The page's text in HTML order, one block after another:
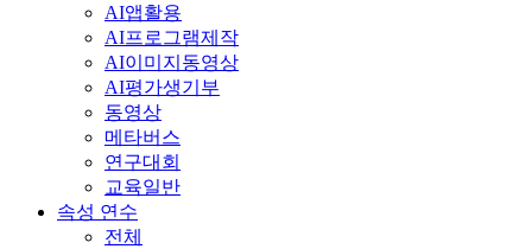
AI앱활용
AI프로그램제작
AI이미지동영상
AI평가생기부
동영상
메타버스
연구대회
교육일반
속성 연수
전체